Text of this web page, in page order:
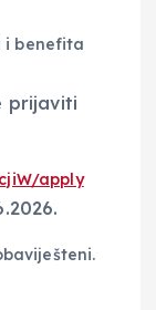
i benefita
prijaviti
apply